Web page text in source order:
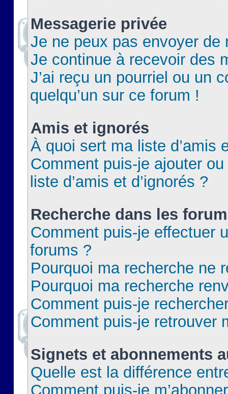
Messagerie privée
Je ne peux pas envoyer de
Je continue à recevoir des
J’ai reçu un pourriel ou un
quelqu’un sur ce forum !
Amis et ignorés
À quoi sert ma liste d’amis
Comment puis-je ajouter
liste d’amis et d’ignorés ?
Recherche dans les
Comment puis-je effectuer
forums ?
Pourquoi ma recherche ne
Pourquoi ma recherche
Comment puis-je
Comment puis-je retrouver
Signets et abonnements
Quelle est la différence
Comment puis-je